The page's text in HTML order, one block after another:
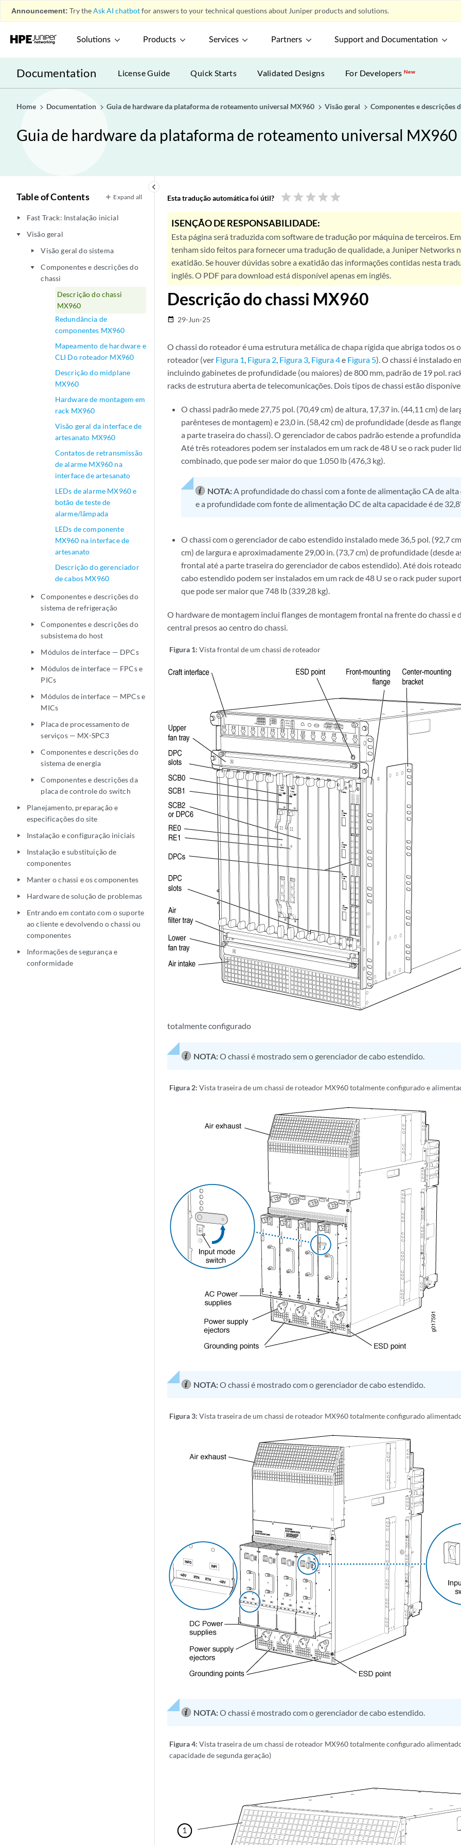
Announcement: Try theAsk AI chatbotfor answers to your technical questions about Juniper products and solutions.
Solutions Products Services Partners Support and Documentation
Documentation License Guide Quick Starts Validated Designs For DevelopersNew
Home Documentation Guia de hardware da plataforma de roteamento universal MX960 Visão geral Componentes e descrições
Guia de hardware da plataforma de roteamento universal MX960
keyboard_arrow_left
Table of Contents Expand all
play_arrow Fast Track: Instalação inicial
play_arrow Visão geral
play_arrow Visão geral do sistema
play_arrow
Componentes e descrições do
chassi
Descrição do chassi
MX960
Redundância de
componentes MX960
Mapeamento de hardware e
CLI Do roteador MX960
Descrição do midplane
MX960
Hardware de montagem em
rack MX960
Visão geral da interface de
artesanato MX960
Contatos de retransmissão
de alarme MX960 na
interface de artesanato
LEDs de alarme MX960 e
botão de teste de
alarme/lâmpada
LEDs de componente
MX960 na interface de
artesanato
Descrição do gerenciador
de cabos MX960
play_arrow
Componentes e descrições do
sistema de refrigeração
play_arrow
Componentes e descrições do
subsistema do host
play_arrow Módulos de interface — DPCs
play_arrow
Módulos de interface — FPCs e
PICs
play_arrow
Módulos de interface — MPCs e
MICs
play_arrow
Placa de processamento de
serviços — MX-SPC3
play_arrow
Componentes e descrições do
sistema de energia
play_arrow
Componentes e descrições da
placa de controle do switch
play_arrow
Planejamento, preparação e
especificações do site
play_arrow Instalação e configuração iniciais
play_arrow
Instalação e substituição de
componentes
play_arrow Manter o chassi e os componentes
play_arrow Hardware de solução de problemas
play_arrow
Entrando em contato com o suporte
ao cliente e devolvendo o chassi ou
componentes
play_arrow
Informações de segurança e
conformidade
Esta tradução automática foi útil? star star star star star
ISENÇÃO DE RESPONSABILIDADE:
Esta página será traduzida com software de tradução por máquina de terceiros.
tenham sido feitos para fornecer uma tradução de qualidade, a Juniper Networks
exatidão. Se houver dúvidas sobre a exatidão das informações contidas nesta
inglês. O PDF para download está disponível apenas em inglês.
Descrição do chassi MX960
date_range 29-Jun-25
O chassi do roteador é uma estrutura metálica de chapa rígida que abriga todos os
roteador (ver Figura 1, Figura 2, Figura 3, Figura 4e Figura 5). O chassi é instalado
incluindo gabinetes de profundidade (ou maiores) de 800 mm, padrão de 19 pol.
racks de estrutura aberta de telecomunicações. Dois tipos de chassi estão
O chassi padrão mede 27,75 pol. (70,49 cm) de altura, 17,37 in. (44,11 cm) de
parênteses de montagem) e 23,0 in. (58,42 cm) de profundidade (desde as
a parte traseira do chassi). O gerenciador de cabos padrão estende a
Até três roteadores podem ser instalados em um rack de 48 U se o rack puder
combinado, que pode ser maior do que 1.050 lb (476,3 kg).
NOTA:A profundidade do chassi com a fonte de alimentação CA de alta
e a profundidade com fonte de alimentação DC de alta capacidade é de
O chassi com o gerenciador de cabo estendido instalado mede 36,5 pol. (92,7
cm) de largura e aproximadamente 29,00 in. (73,7 cm) de profundidade (desde
frontal até a parte traseira do gerenciador de cabos estendido). Até dois
cabo estendido podem ser instalados em um rack de 48 U se o rack puder
que pode ser maior que 748 lb (339,28 kg).
O hardware de montagem inclui flanges de montagem frontal na frente do chassi e
central presos ao centro do chassi.
Figura 1: Vista frontal de um chassi de roteador
totalmente configurado
NOTA:O chassi é mostrado sem o gerenciador de cabo estendido.
Figura 2: Vista traseira de um chassi de roteador MX960 totalmente configurado e
NOTA:O chassi é mostrado com o gerenciador de cabo estendido.
Figura 3: Vista traseira de um chassi de roteador MX960 totalmente configurado
NOTA:O chassi é mostrado com o gerenciador de cabo estendido.
Figura 4: Vista traseira de um chassi de roteador MX960 totalmente configurado
capacidade de segunda geração)